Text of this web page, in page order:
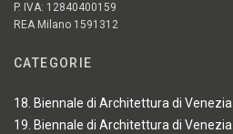
P. IVA: 12840400159
REA Milano 1591312
CATEGORIE
18. Biennale di Architettura di Venezia
19. Biennale di Architettura di Venezia